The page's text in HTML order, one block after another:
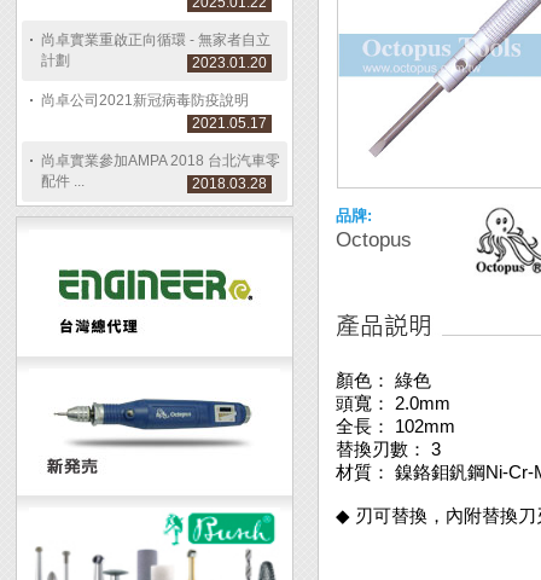
尚卓實業重啟正向循環 - 無家者自立
計劃
2023.01.20
尚卓公司2021新冠病毒防疫說明
2021.05.17
尚卓實業參加AMPA 2018 台北汽車零
配件 ...
2018.03.28
品牌:
Octopus
顏色： 綠色
頭寬： 2.0mm
全長： 102mm
替換刃數： 3
材質： 鎳鉻鉬釩鋼Ni-Cr-
◆ 刃可替換，內附替換刀